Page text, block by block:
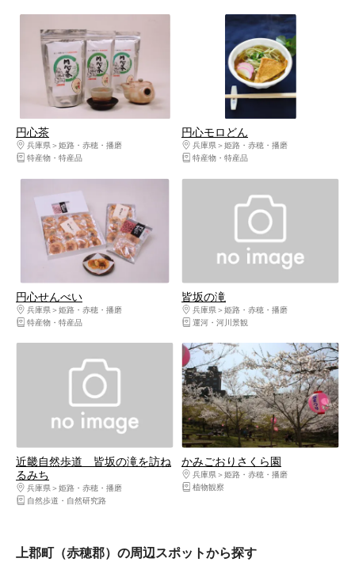
円心茶
兵庫県
姫路・赤穂・播磨
特産物・特産品
円心モロどん
兵庫県
姫路・赤穂・播磨
特産物・特産品
円心せんべい
兵庫県
姫路・赤穂・播磨
特産物・特産品
皆坂の滝
兵庫県
姫路・赤穂・播磨
運河・河川景観
近畿自然歩道 皆坂の滝を訪ね
るみち
兵庫県
姫路・赤穂・播磨
自然歩道・自然研究路
かみごおりさくら園
兵庫県
姫路・赤穂・播磨
植物観察
上郡町（赤穂郡）の周辺スポットから探す